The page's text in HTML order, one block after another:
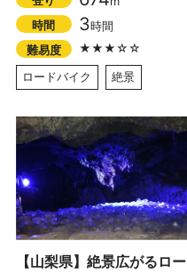
時間
3時間
難易度
★★★☆☆
ロードバイク
絶景
【山梨県】絶景広がるロー